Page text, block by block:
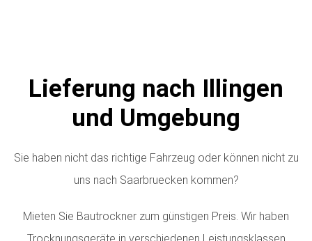
Lieferung nach Illingen
und Umgebung
Sie haben nicht das richtige Fahrzeug oder können nicht zu
uns nach Saarbruecken kommen?
Mieten Sie Bautrockner zum günstigen Preis. Wir haben
Trocknungsgeräte in verschiedenen Leistungsklassen